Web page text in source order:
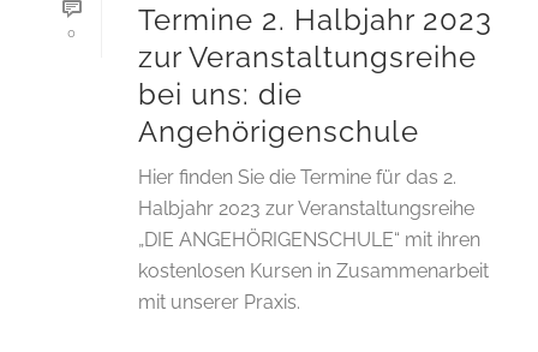
0
Termine 2. Halbjahr 2023
zur Veranstaltungsreihe
bei uns: die
Angehörigenschule
Hier finden Sie die Termine für das 2.
Halbjahr 2023 zur Veranstaltungsreihe
„DIE ANGEHÖRIGENSCHULE“ mit ihren
kostenlosen Kursen in Zusammenarbeit
mit unserer Praxis.